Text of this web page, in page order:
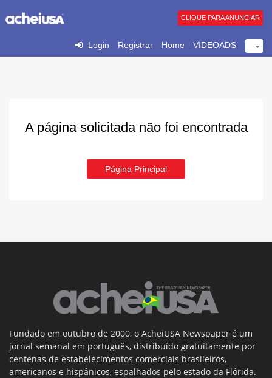
Login Registrar Home VIDEOADS
CLIQUE PARA ANUNCIAR
A página solicitada não foi encontrada
Página Principal
Fundado em outubro de 2000, o AcheiUSA Newspaper é um
jornal semanal em português, distribuído gratuitamente por
centenas de estabelecimentos comerciais brasileiros,
americanos e hispânicos, espalhados pelo estado da Flórida.